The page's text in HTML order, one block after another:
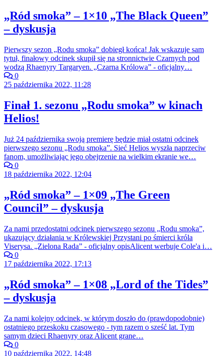
„Ród smoka” – 1×10 „The Black Queen”
– dyskusja
Pierwszy sezon „Rodu smoka” dobiegł końca! Jak wskazuje sam
tytuł, finałowy odcinek skupił się na stronnictwie Czarnych pod
wodzą Rhaenyry Targaryen. „Czarna Królowa” - oficjalny…
0
25 października 2022, 11:28
Finał 1. sezonu „Rodu smoka” w kinach
Helios!
Już 24 października swoją premierę będzie miał ostatni odcinek
pierwszego sezonu „Rodu smoka”. Sieć Helios wyszła naprzeciw
fanom, umożliwiając jego obejrzenie na wielkim ekranie we…
0
18 października 2022, 12:04
„Ród smoka” – 1×09 „The Green
Council” – dyskusja
Za nami przedostatni odcinek pierwszego sezonu „Rodu smoka”,
ukazujący działania w Królewskiej Przystani po śmierci króla
Viserysa. „Zielona Rada” - oficjalny opisAlicent werbuje Cole'a i…
0
17 października 2022, 17:13
„Ród smoka” – 1×08 „Lord of the Tides”
– dyskusja
Za nami kolejny odcinek, w którym doszło do (prawdopodobnie)
ostatniego przeskoku czasowego - tym razem o sześć lat. Tym
samym dzieci Rhaenyry oraz Alicent grane…
0
10 października 2022, 14:48